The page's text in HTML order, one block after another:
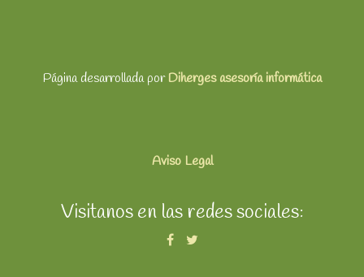
Página desarrollada porDiherges asesoría informática
Aviso Legal
Visitanos en las redes sociales: